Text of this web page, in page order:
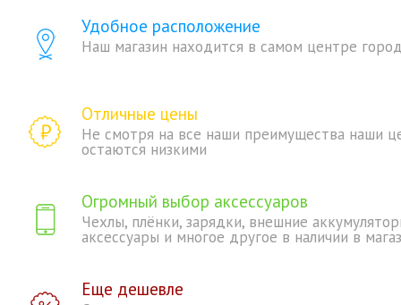
Удобное расположение
Наш магазин находится в самом центре
Отличные цены
Не смотря на все наши преимущества наши
остаются низкими
Огромный выбор аксессуаров
Чехлы, плёнки, зарядки, внешние
аксессуары и многое другое в наличии в
Еще дешевле